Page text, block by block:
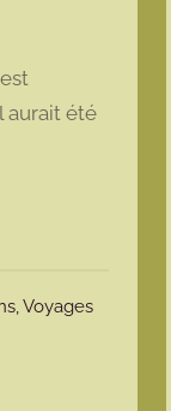
aurait été
,Voyages